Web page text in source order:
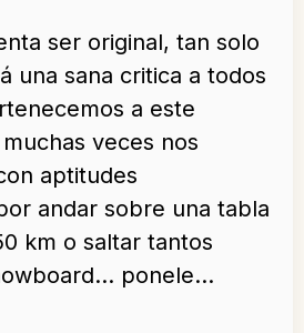
ser original, tan solo
una sana critica a todos
a este
veces nos
aptitudes
andar sobre una tabla
km o saltar tantos
ponele…